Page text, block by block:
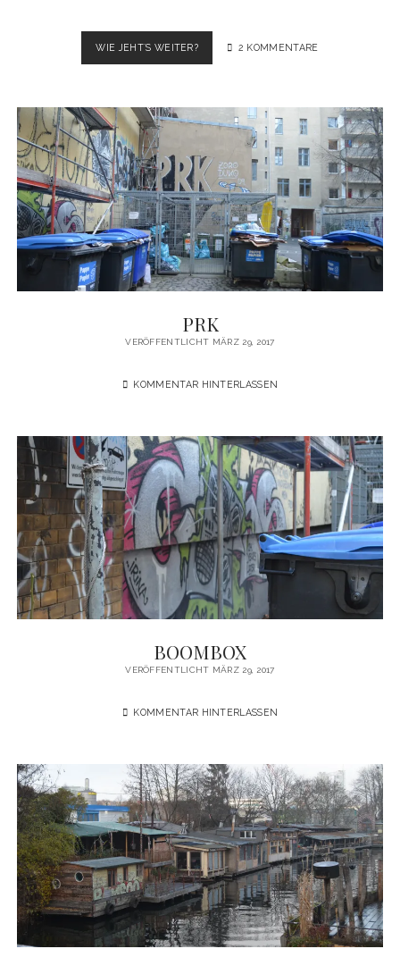
WIE JEHT´S WEITER?HOTTER
FRAGT…
2 KOMMENTARE
PRK
VERÖFFENTLICHT MÄRZ 29, 2017
KOMMENTAR HINTERLASSEN
BOOMBOX
VERÖFFENTLICHT MÄRZ 29, 2017
KOMMENTAR HINTERLASSEN